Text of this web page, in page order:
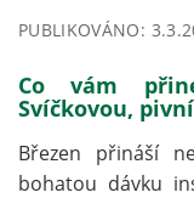
PUBLIKOVÁNO:
Co vám
Svíčkovou,
Březen přináší
bohatou dávku